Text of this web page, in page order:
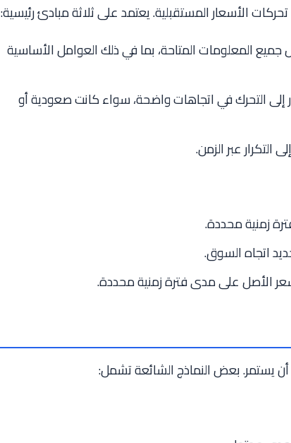
الأسعار المستقبلية. يعتمد على ثلاثة مبادئ رئيسية:
المعلومات المتاحة، بما في ذلك العوامل الأساسية
إلى التحرك في اتجاهات واضحة، سواء كانت صعودية أو
التكرار عبر الزمن.
زمنية محددة.
اتجاه السوق.
الأصل على مدى فترة زمنية محددة.
أن يستمر. بعض النماذج الشائعة تشمل: